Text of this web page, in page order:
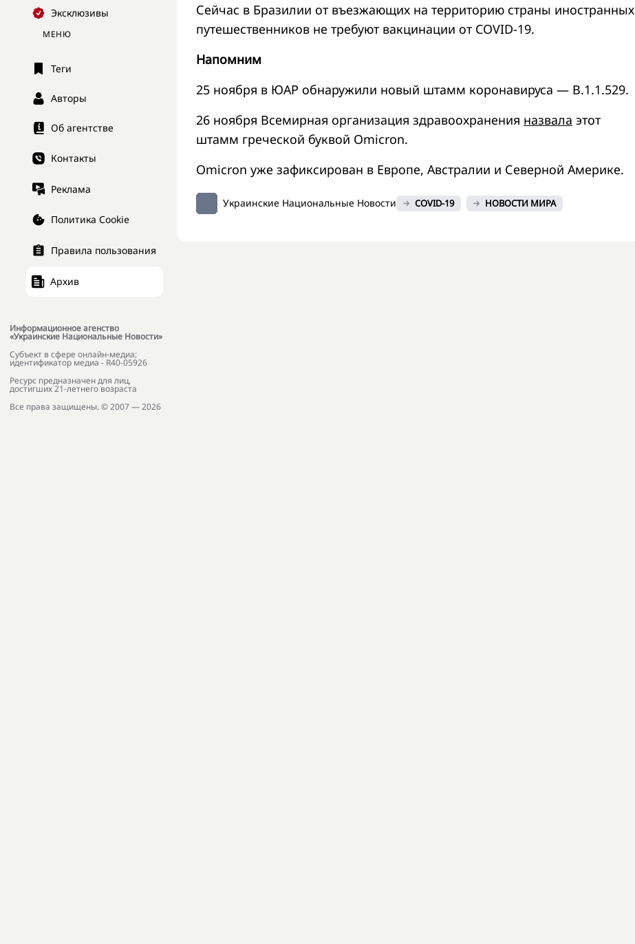
Эксклюзивы
МЕНЮ
Теги
Авторы
Об агентстве
Контакты
Реклама
Политика Cookie
Правила пользования
Архив
Информационное агенство
«Украинские Национальные Новости»
Субъект в сфере онлайн-медиа;
идентификатор медиа - R40-05926
Ресурс предназначен для лиц,
достигших 21-летнего возраста
Все права защищены. © 2007 — 2026
Сейчас в Бразилии от въезжающих на территорию страны иностранных
путешественников не требуют вакцинации от COVID-19.
Напомним
25 ноября в ЮАР обнаружили новый штамм коронавируса — B.1.1.529.
26 ноября Всемирная организация здравоохранения назвала этот
штамм греческой буквой Omicron.
Omicron уже зафиксирован в Европе, Австралии и Северной Америке.
Украинские Национальные Новости COVID-19 НОВОСТИ МИРА